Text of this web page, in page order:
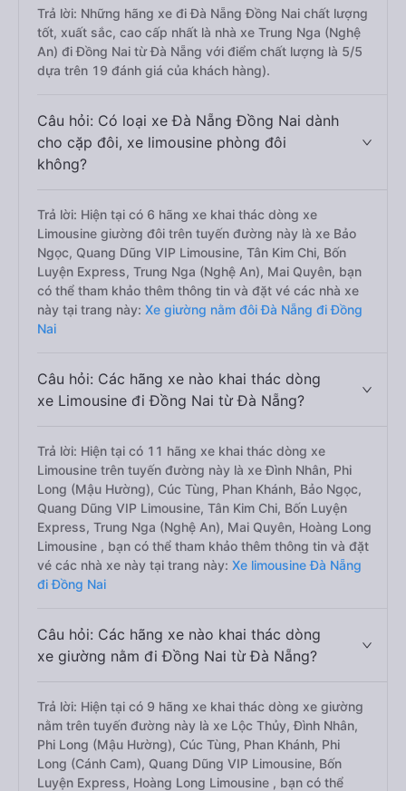
Trả lời: Những hãng xe đi Đà Nẵng Đồng Nai chất lượng
tốt, xuất sắc, cao cấp nhất là nhà xe Trung Nga (Nghệ
An) đi Đồng Nai từ Đà Nẵng với điểm chất lượng là 5/5
dựa trên 19 đánh giá của khách hàng).
Câu hỏi: Có loại xe Đà Nẵng Đồng Nai dành
cho cặp đôi, xe limousine phòng đôi
không?
Trả lời: Hiện tại có 6 hãng xe khai thác dòng xe
Limousine giường đôi trên tuyến đường này là xe Bảo
Ngọc, Quang Dũng VIP Limousine, Tân Kim Chi, Bốn
Luyện Express, Trung Nga (Nghệ An), Mai Quyên, bạn
có thể tham khảo thêm thông tin và đặt vé các nhà xe
này tại trang này: Xe giường nằm đôi Đà Nẵng đi Đồng
Nai
Câu hỏi: Các hãng xe nào khai thác dòng
xe Limousine đi Đồng Nai từ Đà Nẵng?
Trả lời: Hiện tại có 11 hãng xe khai thác dòng xe
Limousine trên tuyến đường này là xe Đình Nhân, Phi
Long (Mậu Hường), Cúc Tùng, Phan Khánh, Bảo Ngọc,
Quang Dũng VIP Limousine, Tân Kim Chi, Bốn Luyện
Express, Trung Nga (Nghệ An), Mai Quyên, Hoàng Long
Limousine , bạn có thể tham khảo thêm thông tin và đặt
vé các nhà xe này tại trang này: Xe limousine Đà Nẵng
đi Đồng Nai
Câu hỏi: Các hãng xe nào khai thác dòng
xe giường nằm đi Đồng Nai từ Đà Nẵng?
Trả lời: Hiện tại có 9 hãng xe khai thác dòng xe giường
nằm trên tuyến đường này là xe Lộc Thủy, Đình Nhân,
Phi Long (Mậu Hường), Cúc Tùng, Phan Khánh, Phi
Long (Cánh Cam), Quang Dũng VIP Limousine, Bốn
Luyện Express, Hoàng Long Limousine , bạn có thể